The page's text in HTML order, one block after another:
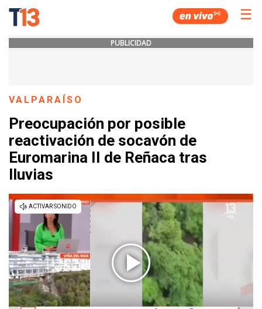
☰
PUBLICIDAD
VALPARAÍSO
Preocupación por posible
reactivación de socavón de
Euromarina II de Reñaca tras
lluvias